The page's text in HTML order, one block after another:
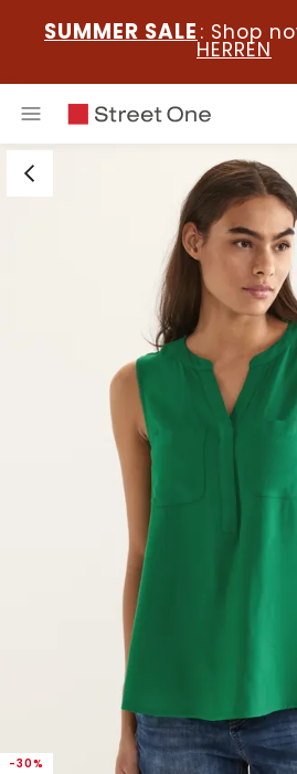
SUMMER SALE : Shop
HERREN
-30%